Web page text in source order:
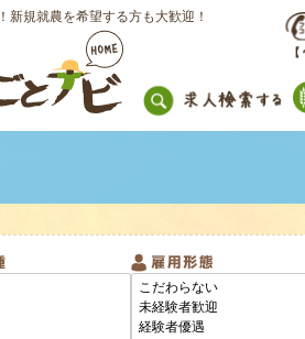
新規就農を希望する方も大歓迎！